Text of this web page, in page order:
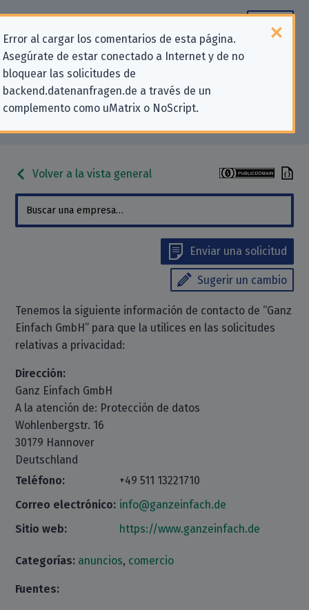
Error al cargar los comentarios de esta página.
Asegúrate de estar conectado a Internet y de no
bloquear las solicitudes de
backend.datenanfragen.de a través de un
complemento como uMatrix o NoScript.
Información de contacto para
solicitudes relativas a la privacidad
para «Ganz Einfach GmbH»
Volver a la vista general
Enviar una solicitud
Sugerir un cambio
Tenemos la siguiente información de contacto de “Ganz
Einfach GmbH” para que la utilices en las solicitudes
relativas a privacidad:
Dirección:
Ganz Einfach GmbH
A la atención de: Protección de datos
Wohlenbergstr. 16
30179 Hannover
Deutschland
Teléfono:
+49 511 13221710
Correo electrónico: info@ganzeinfach.de
Sitio web:
https://www.ganzeinfach.de
Categorías: anuncios, comercio
Fuentes: